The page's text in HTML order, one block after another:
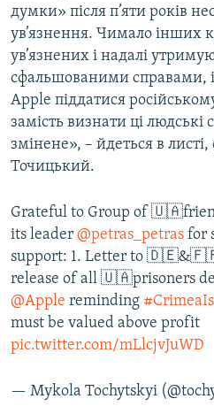
думки» після п’яти років
ув’язнення. Чимало інших
ув’язнених і надалі
сфальшованими справами,
Apple піддатися
замість визнати ці
змінене», – йдеться в
Точицький.
Grateful to Group of
its leader @petras_petras for
support: 1. Letter to
release of all 🇺🇦prisoners
@Apple reminding
must be valued above profit
pic.twitter.com/mLlcjvJuWD
— Mykola Tochytskyi